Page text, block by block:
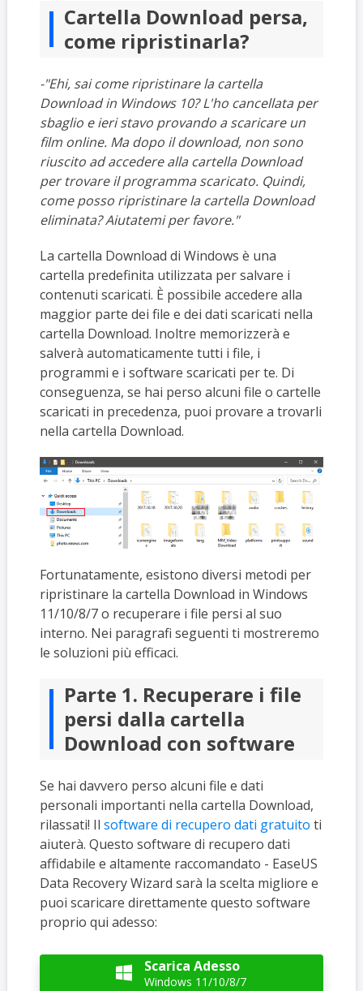
Cartella Download persa,
come ripristinarla?
-"Ehi, sai come ripristinare la cartella
Download in Windows 10? L'ho cancellata per
sbaglio e ieri stavo provando a scaricare un
film online. Ma dopo il download, non sono
riuscito ad accedere alla cartella Download
per trovare il programma scaricato. Quindi,
come posso ripristinare la cartella Download
eliminata? Aiutatemi per favore."
La cartella Download di Windows è una
cartella predefinita utilizzata per salvare i
contenuti scaricati. È possibile accedere alla
maggior parte dei file e dei dati scaricati nella
cartella Download. Inoltre memorizzerà e
salverà automaticamente tutti i file, i
programmi e i software scaricati per te. Di
conseguenza, se hai perso alcuni file o cartelle
scaricati in precedenza, puoi provare a trovarli
nella cartella Download.
Fortunatamente, esistono diversi metodi per
ripristinare la cartella Download in Windows
11/10/8/7 o recuperare i file persi al suo
interno. Nei paragrafi seguenti ti mostreremo
le soluzioni più efficaci.
Parte 1. Recuperare i file
persi dalla cartella
Download con software
Se hai davvero perso alcuni file e dati
personali importanti nella cartella Download,
rilassati! Il software di recupero dati gratuito ti
aiuterà. Questo software di recupero dati
affidabile e altamente raccomandato - EaseUS
Data Recovery Wizard sarà la scelta migliore e
puoi scaricare direttamente questo software
proprio qui adesso:
 Scarica Adesso
Windows 11/10/8/7